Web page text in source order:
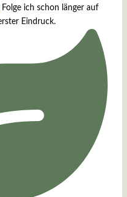
Folge ich schon länger auf
Eindruck.